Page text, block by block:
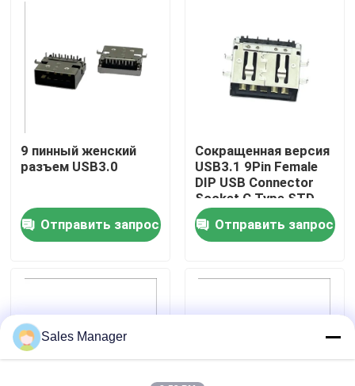
Путешествие фабрики
Спросите цитату
DIP-разъем USB
Разъем USB-разъема
9 пинный женский
разъем USB3.0
Отправить запрос
Сокращенная версия
USB3.1 9Pin Female
DIP USB Connector
Socket C Type STD
Отправить запрос
Sales Manager